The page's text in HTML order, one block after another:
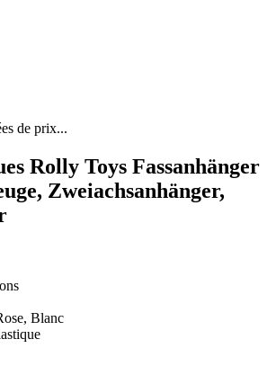
de prix...
Rolly Toys Fassanhänger
Zweiachsanhänger,
Blanc